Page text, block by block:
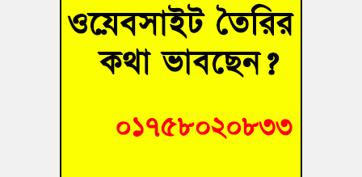
৫ মিনিটের পথ পাড়ি দিতে ২ ঘণ্টা! কুমিল্লার আমতলীতে খানাখন্দে
নিত্যদিনের যানজট